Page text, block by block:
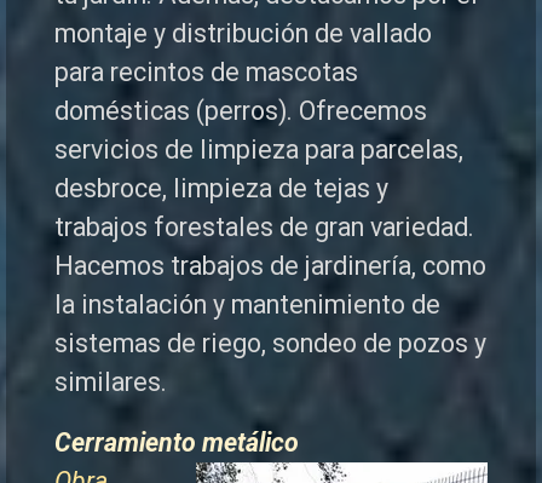
montaje y distribución de vallado
para recintos de mascotas
domésticas (perros). Ofrecemos
servicios de limpieza para parcelas,
desbroce, limpieza de tejas y
trabajos forestales de gran variedad.
Hacemos trabajos de jardinería, como
la instalación y mantenimiento de
sistemas de riego, sondeo de pozos y
similares.
Cerramiento metálico